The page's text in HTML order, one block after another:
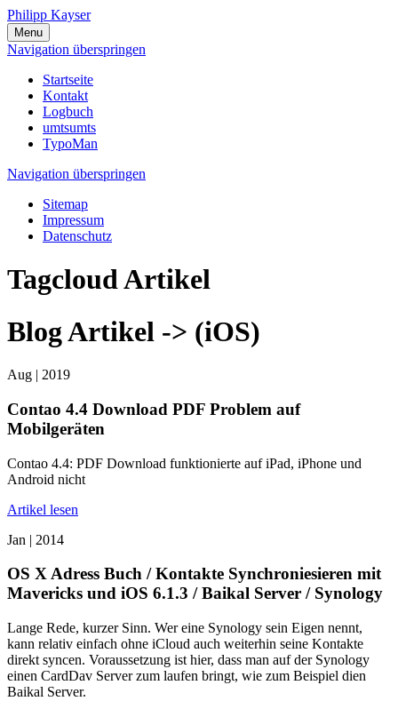
Philipp Kayser
Menu
Navigation überspringen
Startseite
Kontakt
Logbuch
umtsumts
TypoMan
Navigation überspringen
Sitemap
Impressum
Datenschutz
Tagcloud Artikel
Blog Artikel -> (iOS)
Aug | 2019
Contao 4.4 Download PDF Problem auf
Mobilgeräten
Contao 4.4: PDF Download funktionierte auf iPad, iPhone und
Android nicht
Artikel lesen
Jan | 2014
OS X Adress Buch / Kontakte Synchroniesieren mit
Mavericks und iOS 6.1.3 / Baikal Server / Synology
Lange Rede, kurzer Sinn. Wer eine Synology sein Eigen nennt,
kann relativ einfach ohne iCloud auch weiterhin seine Kontakte
direkt syncen. Voraussetzung ist hier, dass man auf der Synology
einen CardDav Server zum laufen bringt, wie zum Beispiel dien
Baikal Server.